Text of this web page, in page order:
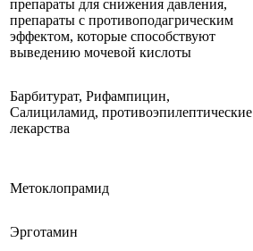
препараты для снижения давления,
препараты с противоподагрическим
эффектом, которые способствуют
выведению мочевой кислоты
Барбитурат, Рифампицин,
Салициламид, противоэпилептические
лекарства
Метоклопрамид
Эрготамин